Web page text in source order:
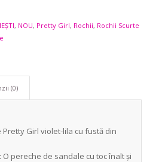
, NOU, Pretty Girl, Rochii, Rochii Scurte
(0)
Pretty Girl violet-lila cu fustă din
O pereche de sandale cu toc înalt și